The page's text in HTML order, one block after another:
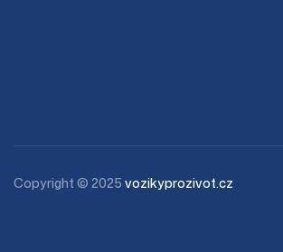
Copyright © 2025 vozikyprozivot.cz